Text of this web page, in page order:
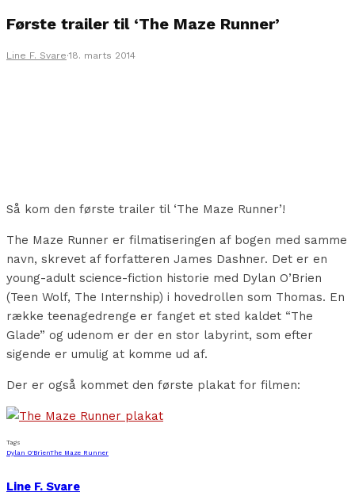
Første trailer til ‘The Maze Runner’
Line F. Svare·18. marts 2014
Så kom den første trailer til ‘The Maze Runner’!
The Maze Runner er filmatiseringen af bogen med samme
navn, skrevet af forfatteren James Dashner. Det er en
young-adult science-fiction historie med Dylan O’Brien
(Teen Wolf, The Internship) i hovedrollen som Thomas. En
række teenagedrenge er fanget et sted kaldet “The
Glade” og udenom er der en stor labyrint, som efter
sigende er umulig at komme ud af.
Der er også kommet den første plakat for filmen:
Tags
Dylan O'BrienThe Maze Runner
Line F. Svare